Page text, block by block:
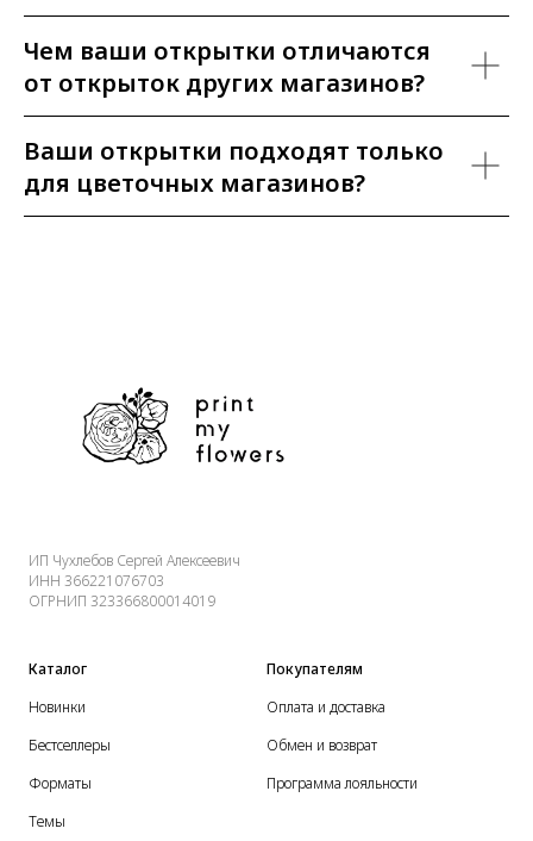
Чем ваши открытки отличаются
от открыток других магазинов?
Ваши открытки подходят только
для цветочных магазинов?
ИП Чухлебов Сергей Алексеевич
ИНН 366221076703
ОГРНИП 323366800014019
Каталог
Новинки
Бестселлеры
Форматы
Темы
Покупателям
Оплата и доставка
Обмен и возврат
Программа лояльности